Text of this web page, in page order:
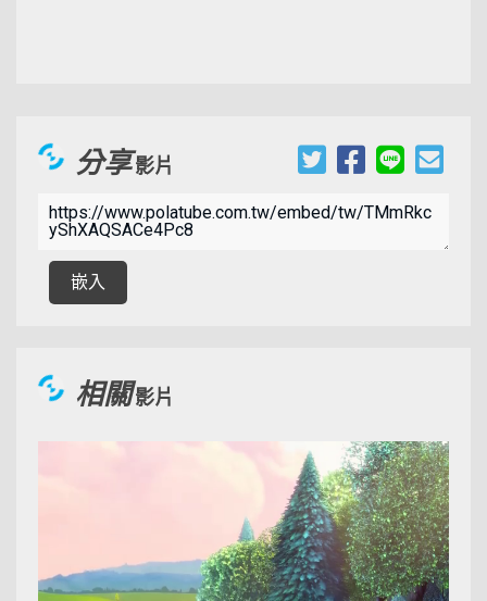
分享影片
嵌入
相關影片